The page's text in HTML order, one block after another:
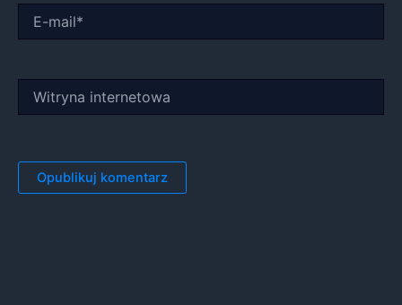
mail*
internetowa